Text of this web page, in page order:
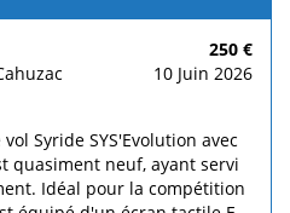
250 €
10 Juin 2026
Syride SYS'Evolution avec
quasiment neuf, ayant servi
Idéal pour la compétition